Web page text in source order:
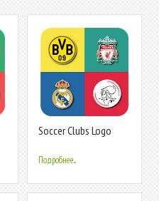
Soccer Clubs Logo
Подробнее...